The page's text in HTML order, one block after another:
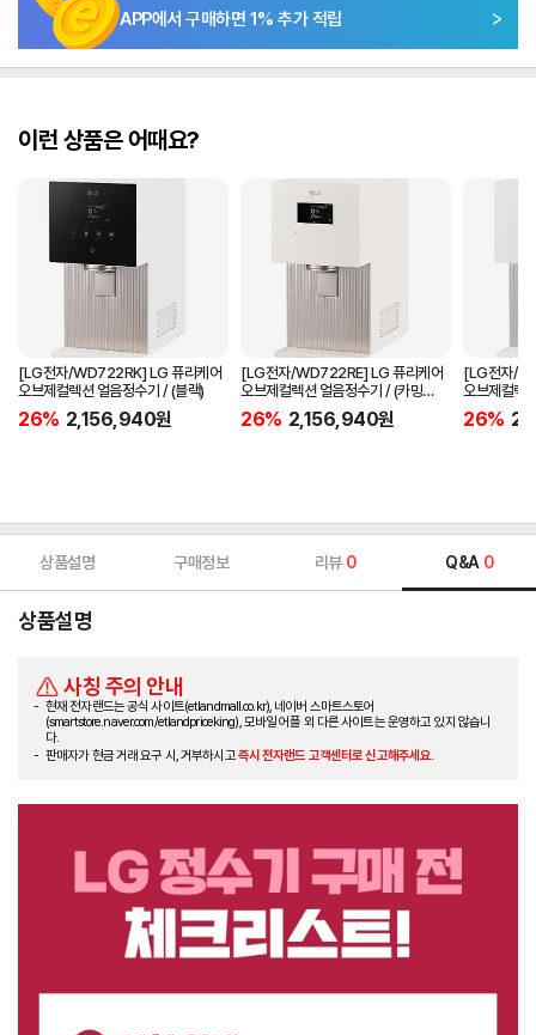
APP에서 구매하면 1% 추가 적립
이런 상품은 어때요?
[LG전자/WD722RK] LG 퓨리케어
오브제컬렉션 얼음정수기 / (블랙)
26% 2,156,940원
[LG전자/WD722RE] LG 퓨리케어
오브제컬렉션 얼음정수기 / (카밍
베이지)
26% 2,156,940원
[LG전자/
오브제컬렉
화이트)
26%
상품설명 구매정보 리뷰 0 Q&A 0
상품설명
사칭 주의 안내
현재 전자랜드는 공식 사이트(etlandmall.co.kr), 네이버 스마트스토어
(smartstore.naver.com/etlandpriceking), 모바일 어플 외 다른 사이트는 운영하고 있지 않습니
다.
판매자가 현금 거래 요구 시, 거부하시고즉시 전자랜드 고객센터로 신고해주세요.